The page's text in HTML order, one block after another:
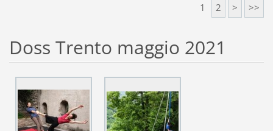
1 2 > >>
Doss Trento maggio 2021